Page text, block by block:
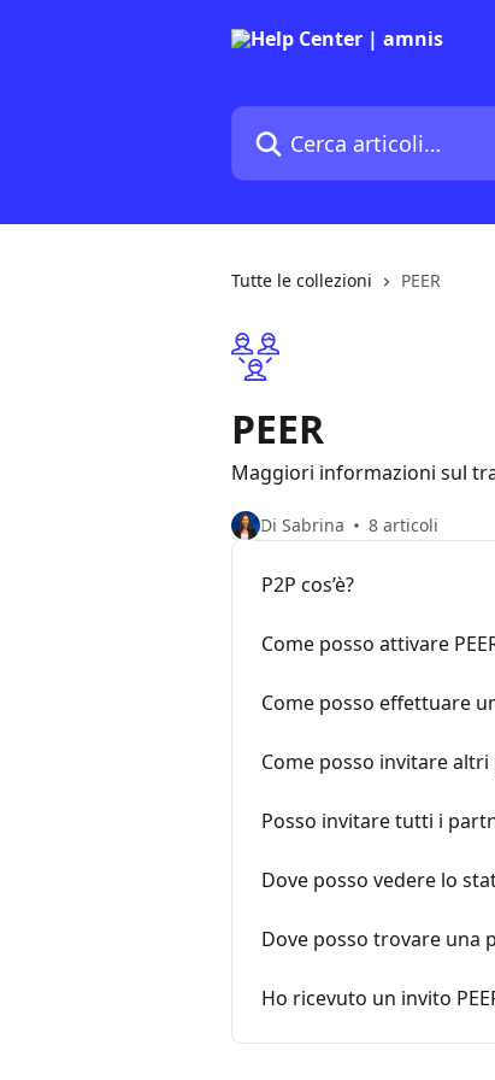
Cerca articoli…
Tutte le collezioni PEER
PEER
Maggiori informazioni sul
Di Sabrina 8 articoli
P2P cos’è?
Come posso attivare
Come posso effettuare
Come posso invitare altri
Posso invitare tutti i
Dove posso vedere lo
Dove posso trovare una
Ho ricevuto un invito